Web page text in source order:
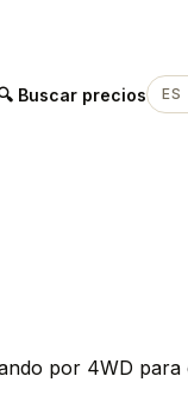
Buscar precios ES
por 4WD